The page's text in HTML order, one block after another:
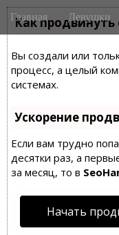
Как продвинуть
Вы создали или
процесс, а целый
системах.
Ускорение
Если вам трудно
десятки раз, а
за месяц, то в
Начать
M
a
n
m
e
n
u
i
Главная Девушки